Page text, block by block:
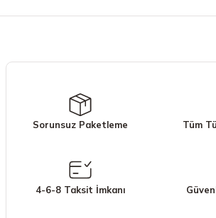
Ürün açıklamasında eksik bilgiler bulunuyor.
Ürün bilgilerinde hatalar bulunuyor.
Bu ürüne benzer farklı alternatifler olmalı.
Sorunsuz Paketleme Tüm
4-6-8 Taksit İmkanı